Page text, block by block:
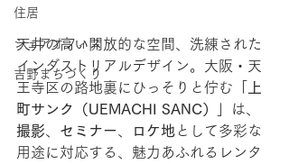
住居
シェアオフィス
吉野まちづくり
天井の高い開放的な空間、洗練された
インダストリアルデザイン。大阪・天
王寺区の路地裏にひっそりと佇む「
上
町サンク（UEMACHI SANC）
」は、
撮影
セミナー ロケ地 として多彩な
用途に対応する、魅力あふれるレンタ